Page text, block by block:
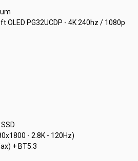
OLED PG32UCDP - 4K 240hz / 1080p
- 2.8K - 120Hz)
+ BT5.3